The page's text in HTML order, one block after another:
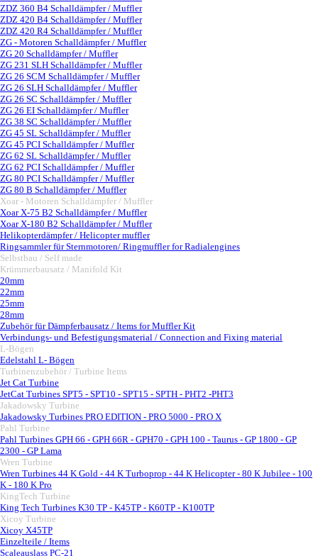
ZDZ 360 B4 Schalldämpfer / Muffler
ZDZ 420 B4 Schalldämpfer / Muffler
ZDZ 420 R4 Schalldämpfer / Muffler
ZG - Motoren Schalldämpfer / Muffler▼
ZG 20 Schalldämpfer / Muffler
ZG 231 SLH Schalldämpfer / Muffler
ZG 26 SCM Schalldämpfer / Muffler
ZG 26 SLH Schalldämpfer / Muffler
ZG 26 SC Schalldämpfer / Muffler
ZG 26 EI Schalldämpfer / Muffler
ZG 38 SC Schalldämpfer / Muffler
ZG 45 SL Schalldämpfer / Muffler
ZG 45 PCI Schalldämpfer / Muffler
ZG 62 SL Schalldämpfer / Muffler
ZG 62 PCI Schalldämpfer / Muffler
ZG 80 PCI Schalldämpfer / Muffler
ZG 80 B Schalldämpfer / Muffler
Xoar - Motoren Schalldämpfer / Muffler
Xoar X-75 B2 Schalldämpfer / Muffler
Xoar X-180 B2 Schalldämpfer / Muffler
Helikopterdämpfer / Helicopter muffler
Ringsammler für Sternmotoren/ Ringmuffler for Radialengines
Selbstbau / Self made
Krümmerbausatz / Manifold Kit
20mm
22mm
25mm
28mm
Zubehör für Dämpferbausatz / Items for Muffler Kit
Verbindungs- und Befestigungsmaterial / Connection and Fixing material
L-Bögen
Edelstahl L- Bögen
Turbinenzubehör / Turbine Items
Jet Cat Turbine
JetCat Turbines SPT5 - SPT10 - SPT15 - SPTH - PHT2 -PHT3
Jakadowsky Turbine
Jakadowsky Turbines PRO EDITION - PRO 5000 - PRO X
Pahl Turbine
Pahl Turbines GPH 66 - GPH 66R - GPH70 - GPH 100 - Taurus - GP 1800 - GP
2300 - GP Lama
Wren Turbine
Wren Turbines 44 K Gold - 44 K Turboprop - 44 K Helicopter - 80 K Jubilee - 100
K - 180 K Pro
KingTech Turbine
King Tech Turbines K30 TP - K45TP - K60TP - K100TP
Xicoy Turbine
Xicoy X45TP
Einzelteile / Items
Scaleauslass PC-21